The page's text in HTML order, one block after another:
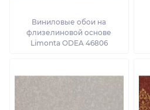
Виниловые обои на
флизелиновой основе
Limonta ODEA 46806